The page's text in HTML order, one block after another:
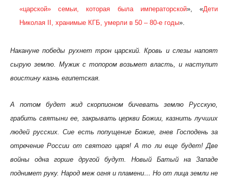
«царской» семьи, которая была императорской», «Дети
Николая II, хранимые КГБ, умерли в 50 – 80-е годы».
Накануне победы рухнет трон царский. Кровь и слезы напоят
сырую землю. Мужик с топором возьмет власть, и наступит
воистину казнь египетская.
А потом будет жид скорпионом бичевать землю Русскую,
грабить святыни ее, закрывать церкви Божии, казнить лучших
людей русских. Сие есть попущение Божие, гнев Господень за
отречение России от святого царя! А то ли еще будет! Две
войны одна горше другой будут. Новый Батый на Западе
поднимет руку. Народ меж огня и пламени… Но от лица земли не